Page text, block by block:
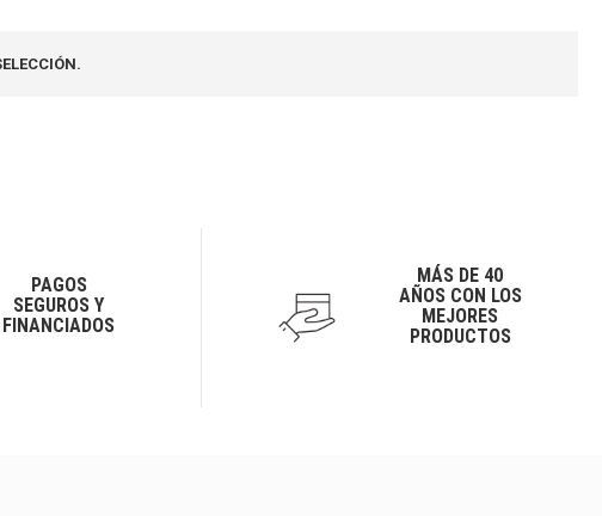
PAGOS
SEGUROS Y
FINANCIADOS
MÁS DE 40
AÑOS CON LOS
MEJORES
PRODUCTOS